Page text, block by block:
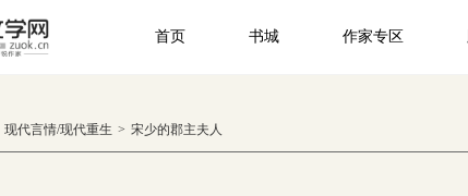
首页 书城 作家专区
现代言情/现代重生 > 宋少的郡主夫人